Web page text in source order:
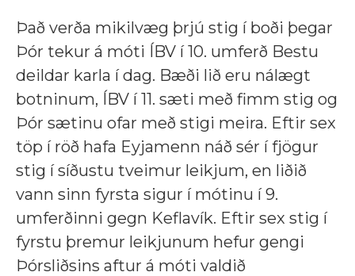
Það verða mikilvæg þrjú stig í boði þegar
Þór tekur á móti ÍBV í 10. umferð Bestu
deildar karla í dag. Bæði lið eru nálægt
botninum, ÍBV í 11. sæti með fimm stig og
Þór sætinu ofar með stigi meira. Eftir sex
töp í röð hafa Eyjamenn náð sér í fjögur
stig í síðustu tveimur leikjum, en liðið
vann sinn fyrsta sigur í mótinu í 9.
umferðinni gegn Keflavík. Eftir sex stig í
fyrstu þremur leikjunum hefur gengi
Þórsliðsins aftur á móti valdið